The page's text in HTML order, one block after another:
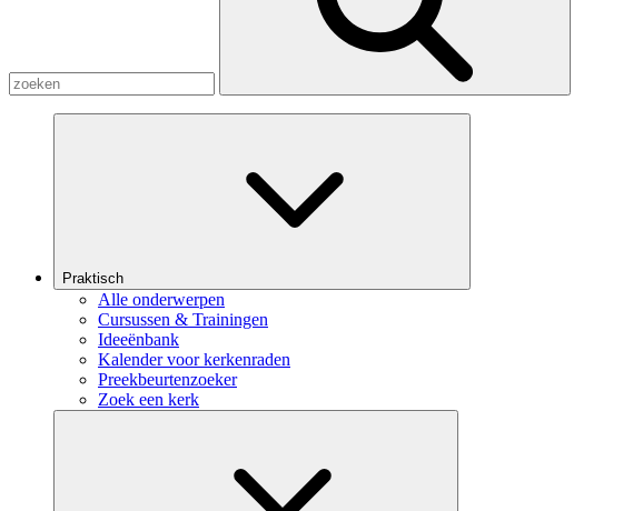
Praktisch
Alle onderwerpen
Cursussen & Trainingen
Ideeënbank
Kalender voor kerkenraden
Preekbeurtenzoeker
Zoek een kerk